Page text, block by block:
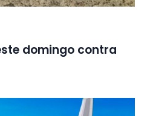
domingo contra